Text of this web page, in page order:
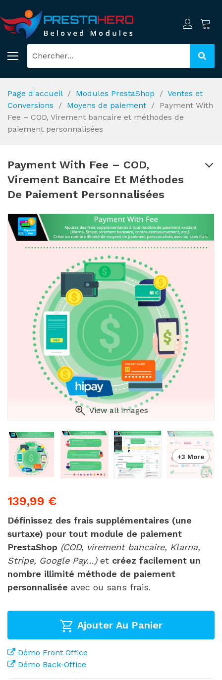
Page d'accueil Modules PrestaShop
Ventes et
Conversions
Moyens de paiement
Payment With
Fee – COD, Virement bancaire et méthodes de
paiement personnalisées
Payment With Fee – COD,
Virement Bancaire Et Méthodes
De Paiement Personnalisées
View all images
+3 More
139,99 €
Définissez des frais supplémentaires (une
surtaxe) pour tout module de paiement
PrestaShop (COD, virement bancaire, Klarna,
Stripe, Google Pay…)et créez facilement un
nombre illimité méthode de paiement
personnalisée avec ou sans frais.
Ajouter Au Panier
Démo Front Office
Démo Back-Office